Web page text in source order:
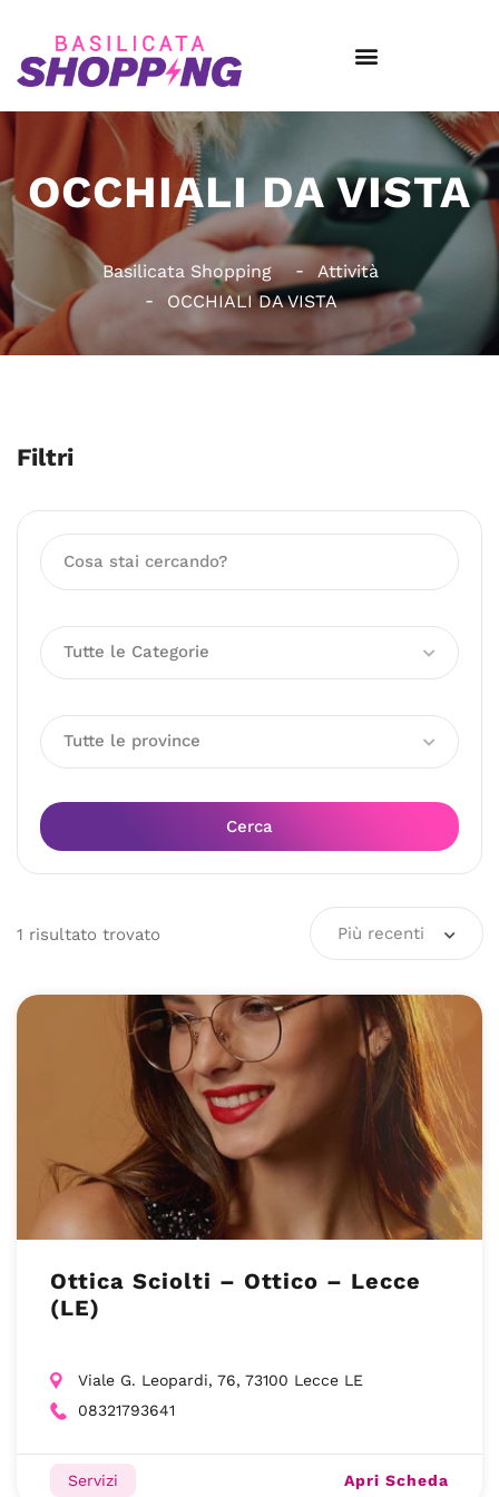
OCCHIALI DA VISTA
Basilicata Shopping
Attività
OCCHIALI DA VISTA
Filtri
Tutte le Categorie
Tutte le province
Cerca
1 risultato trovato Più recenti
Ottica Sciolti – Ottico – Lecce
(LE)
Viale G. Leopardi, 76, 73100 Lecce LE
08321793641
Servizi Apri Scheda